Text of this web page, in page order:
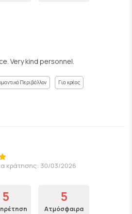
Very kind personnel.
Περιβάλλον Για κρέας
κράτησης: 30/03/2026
5 5
Ατμόσφαιρα